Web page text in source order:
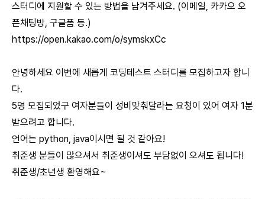
스터디에 지원할 수 있는 방법을 남겨주세요. (이메일, 카카오 오
픈채팅방, 구글폼 등.)
https://open.kakao.com/o/symskxCc
안녕하세요 이번에 새롭게 코딩테스트 스터디를 모집하고자 합니
다.
5명 모집되었구 여자분들이 성비맞춰달라는 요청이 있어 여자 1분
받으려고 합니다.
언어는 python, java이시면 될 것 같아요!
취준생 분들이 많으셔서 취준생이셔도 부담없이 오셔도 됩니다!
취준생/초년생 환영해요~